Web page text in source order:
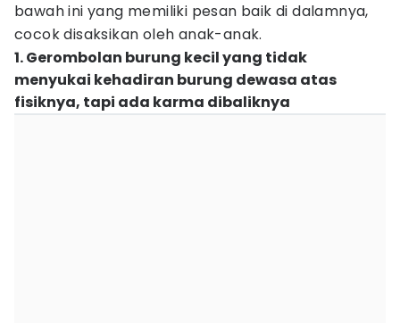
bawah ini yang memiliki pesan baik di dalamnya,
cocok disaksikan oleh anak-anak.
1. Gerombolan burung kecil yang tidak
menyukai kehadiran burung dewasa atas
fisiknya, tapi ada karma dibaliknya